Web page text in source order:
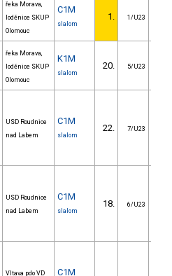
řeka Morava,
loděnice SKUP
Olomouc
C1M
slalom
1. 1/U23
řeka Morava,
loděnice SKUP
Olomouc
K1M
slalom
20. 5/U23
USD Roudnice
nad Labem
C1M
slalom
22. 7/U23
USD Roudnice
nad Labem
C1M
slalom
18. 6/U23
Vltava pdo VD C1M